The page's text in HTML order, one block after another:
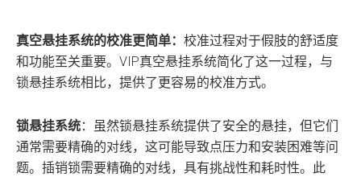
真空悬挂系统的校准更简单： 校准过程对于假肢的舒适度
和功能至关重要。VIP真空悬挂系统简化了这一过程，与
锁悬挂系统相比，提供了更容易的校准方式。
锁悬挂系统：虽然锁悬挂系统提供了安全的悬挂，但它们
通常需要精确的对线，这可能导致点压力和安装困难等问
题。插销锁需要精确的对线，具有挑战性和耗时性。此